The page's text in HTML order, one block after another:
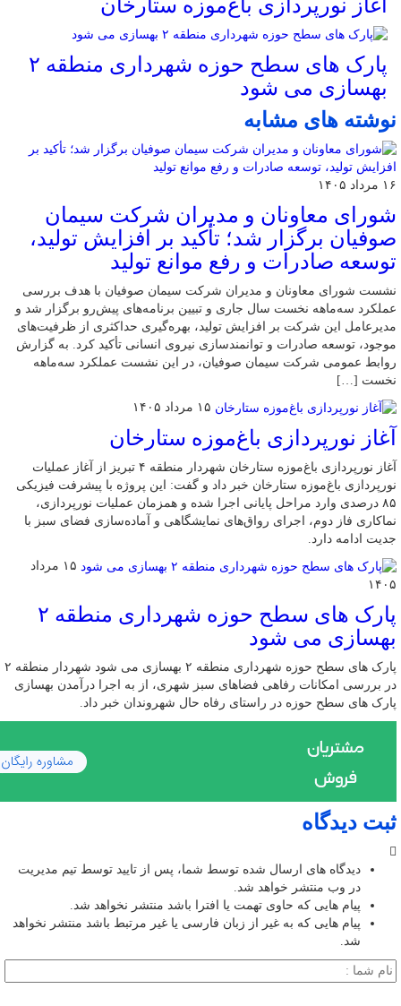
آغاز نورپردازی باغ‌موزه ستارخان
پارک های سطح حوزه شهرداری منطقه ۲
بهسازی می شود
نوشته های مشابه
۱۶ مرداد ۱۴۰۵
شورای معاونان و مدیران شرکت سیمان
صوفیان برگزار شد؛ تأکید بر افزایش تولید،
توسعه صادرات و رفع موانع تولید
نشست شورای معاونان و مدیران شرکت سیمان صوفیان با هدف بررسی
عملکرد سه‌ماهه نخست سال جاری و تبیین برنامه‌های پیش‌رو برگزار شد و
مدیرعامل این شرکت بر افزایش تولید، بهره‌گیری حداکثری از ظرفیت‌های
موجود، توسعه صادرات و توانمندسازی نیروی انسانی تأکید کرد. به گزارش
روابط عمومی شرکت سیمان صوفیان، در این نشست عملکرد سه‌ماهه
نخست […]
۱۵ مرداد ۱۴۰۵
آغاز نورپردازی باغ‌موزه ستارخان
آغاز نورپردازی باغ‌موزه ستارخان شهردار منطقه ۴ تبریز از آغاز عملیات
نورپردازی باغ‌موزه ستارخان خبر داد و گفت: این پروژه با پیشرفت فیزیکی
۸۵ درصدی وارد مراحل پایانی اجرا شده و همزمان عملیات نورپردازی،
نماکاری فاز دوم، اجرای رواق‌های نمایشگاهی و آماده‌سازی فضای سبز با
جدیت ادامه دارد.
۱۵ مرداد
۱۴۰۵
پارک های سطح حوزه شهرداری منطقه ۲
بهسازی می شود
پارک های سطح حوزه شهرداری منطقه ۲ بهسازی می شود شهردار منطقه ۲
در بررسی امکانات رفاهی فضاهای سبز شهری، از به اجرا درآمدن بهسازی
پارک های سطح حوزه در راستای رفاه حال شهروندان خبر داد.
ثبت دیدگاه
دیدگاه های ارسال شده توسط شما، پس از تایید توسط تیم مدیریت
در وب منتشر خواهد شد.
پیام هایی که حاوی تهمت یا افترا باشد منتشر نخواهد شد.
پیام هایی که به غیر از زبان فارسی یا غیر مرتبط باشد منتشر نخواهد
شد.